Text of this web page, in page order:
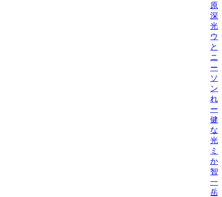
原
深
光/
ウ
と
ニ
ー
ソ
ン
れ
ー
健
な
光
ミ
か/
智
一
岳